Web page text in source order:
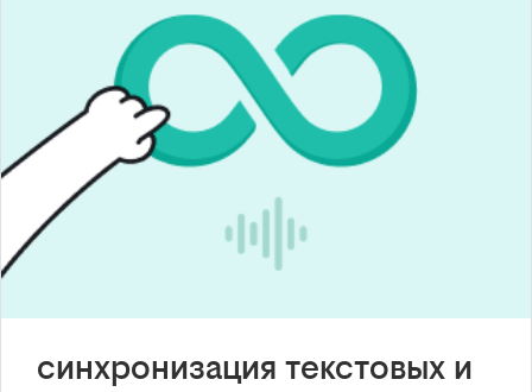
синхронизация текстовых и